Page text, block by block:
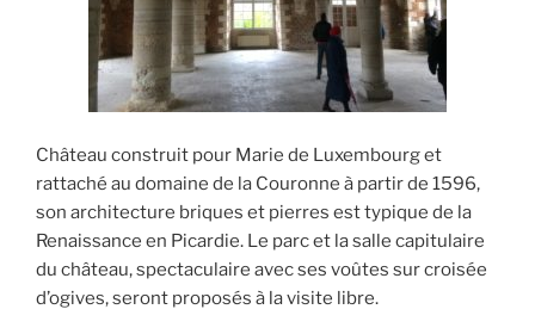
Château construit pour Marie de Luxembourg et
rattaché au domaine de la Couronne à partir de 1596,
son architecture briques et pierres est typique de la
Renaissance en Picardie. Le parc et la salle capitulaire
du château, spectaculaire avec ses voûtes sur croisée
d’ogives, seront proposés à la visite libre.